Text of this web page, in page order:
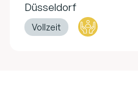
Düsseldorf
Vollzeit